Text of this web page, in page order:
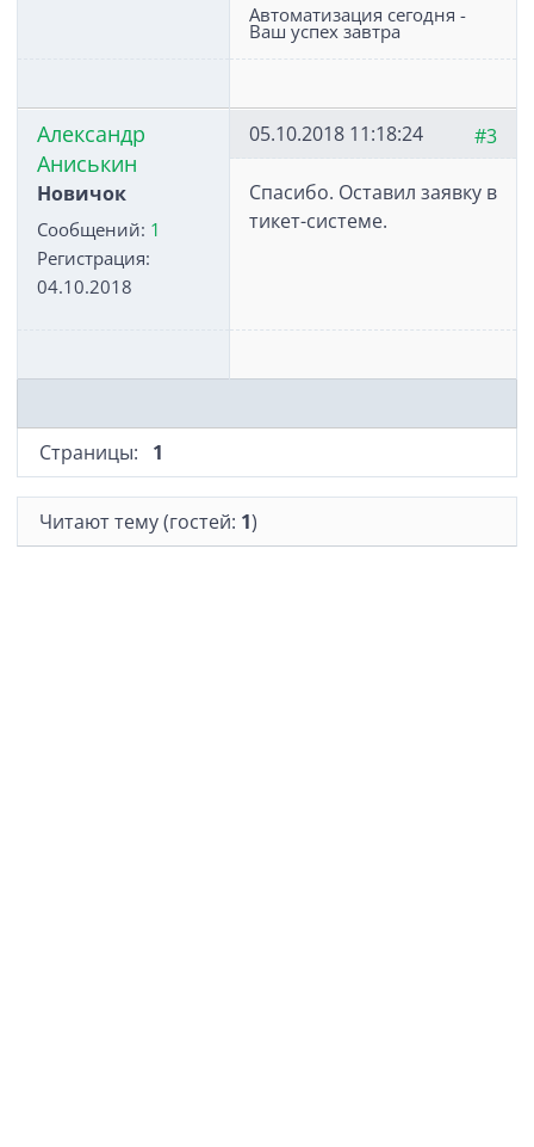
Автоматизация сегодня -
Ваш успех завтра
Александр
Аниськин
Новичок
Сообщений: 1
Регистрация:
04.10.2018
#3
05.10.2018 11:18:24
Спасибо. Оставил заявку в
тикет-системе.
Страницы: 1
Читают тему (гостей: 1)